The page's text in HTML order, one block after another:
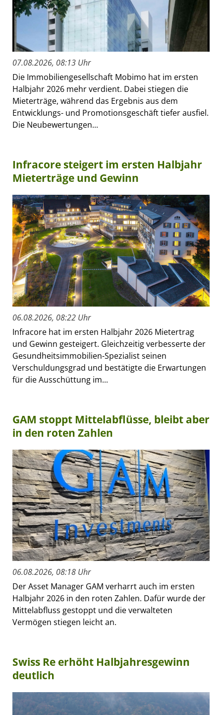
07.08.2026, 08:13 Uhr
Die Immobiliengesellschaft Mobimo hat im ersten
Halbjahr 2026 mehr verdient. Dabei stiegen die
Mieterträge, während das Ergebnis aus dem
Entwicklungs- und Promotionsgeschäft tiefer ausfiel.
Die Neubewertungen...
Infracore steigert im ersten Halbjahr
Mieterträge und Gewinn
06.08.2026, 08:22 Uhr
Infracore hat im ersten Halbjahr 2026 Mietertrag
und Gewinn gesteigert. Gleichzeitig verbesserte der
Gesundheitsimmobilien-Spezialist seinen
Verschuldungsgrad und bestätigte die Erwartungen
für die Ausschüttung im...
GAM stoppt Mittelabflüsse, bleibt aber
in den roten Zahlen
06.08.2026, 08:18 Uhr
Der Asset Manager GAM verharrt auch im ersten
Halbjahr 2026 in den roten Zahlen. Dafür wurde der
Mittelabfluss gestoppt und die verwalteten
Vermögen stiegen leicht an.
Swiss Re erhöht Halbjahresgewinn
deutlich